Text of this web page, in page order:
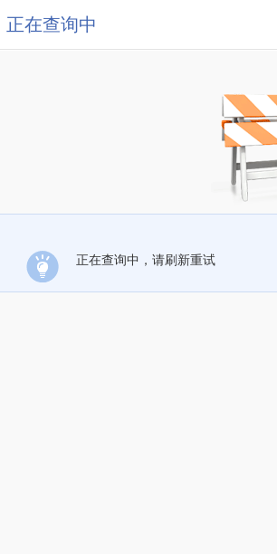
正在查询中
正在查询中，请刷新重试